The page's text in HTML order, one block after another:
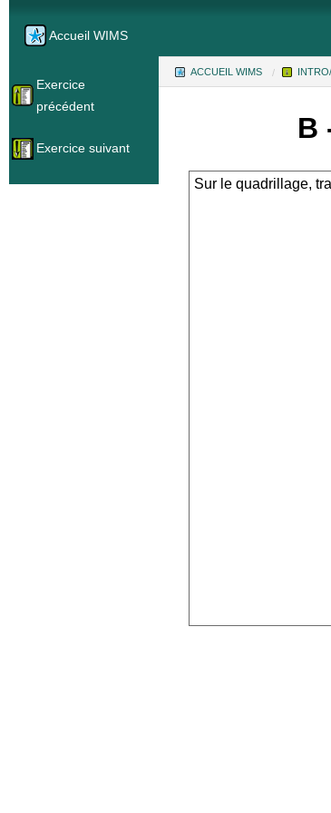
Accueil WIMS
ACCUEIL WIMS
B
Sur le quadrillage,
Exercice
précédent
Exercice suivant